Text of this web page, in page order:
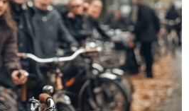
FI
ZH
KO
JA
UK